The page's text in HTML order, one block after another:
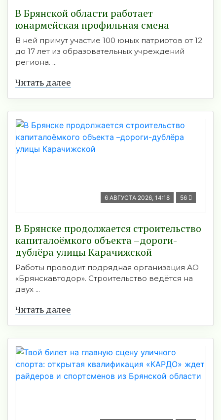
В Брянской области работает
юнармейская профильная смена
В ней примут участие 100 юных патриотов от 12
до 17 лет из образовательных учреждений
региона. ...
Читать далее
6 АВГУСТА 2026, 14:18 56
В Брянске продолжается строительство
капиталоёмкого объекта –дороги-
дублёра улицы Карачижской
Работы проводит подрядная организация АО
«Брянскавтодор». Строительство ведётся на
двух ...
Читать далее